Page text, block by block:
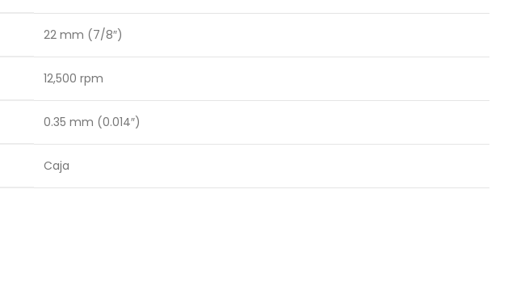
22 mm (7/8″)
12,500 rpm
0.35 mm (0.014″)
Caja